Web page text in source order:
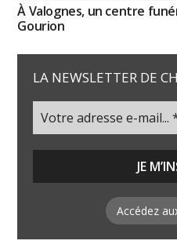
À Valognes, un centre
Gourion
LA NEWSLETTER DE
Accédez